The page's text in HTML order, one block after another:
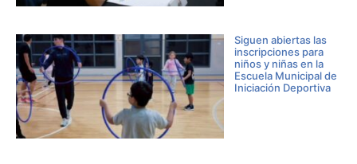
Siguen abiertas las
inscripciones para
niños y niñas en la
Escuela Municipal de
Iniciación Deportiva